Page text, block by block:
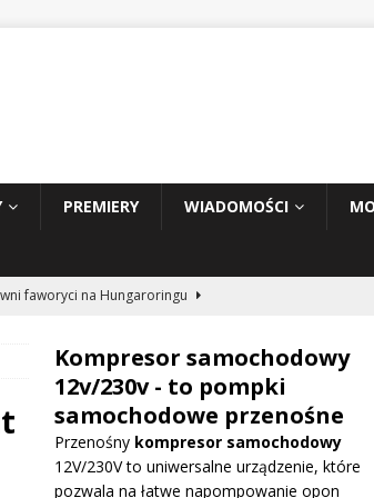
PREMIERY WIADOMOŚCI
faworyci na Hungaroringu
NASCAR
WIADOMOŚCI
Węgier i testuje skrzydło Macarena
Kompresor samochodowy
12v/230v - to pompki
samochodowe przenośne
Przenośny kompresor samochodowy
12V/230V to uniwersalne urządzenie, które
pozwala na łatwe napompowanie opon